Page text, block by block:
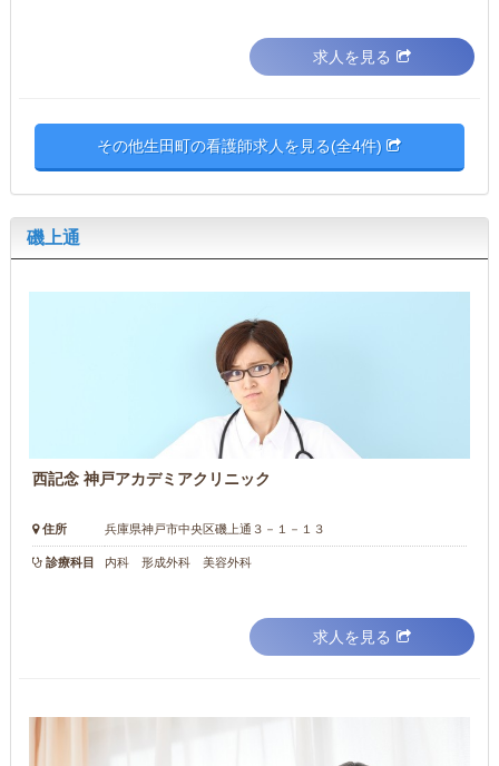
求人を見る
その他生田町の看護師求人を見る(全4件)
磯上通
西記念 神戸アカデミアクリニック
住所 兵庫県神戸市中央区磯上通３－１－１３
診療科目 内科 形成外科 美容外科
求人を見る